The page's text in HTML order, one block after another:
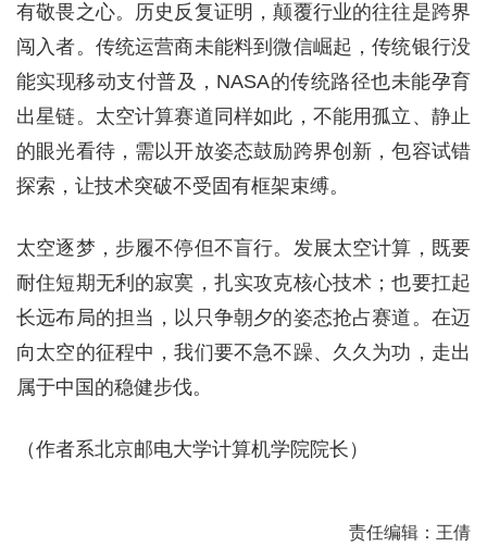
有敬畏之心。历史反复证明，颠覆行业的往往是跨界
闯入者。传统运营商未能料到微信崛起，传统银行没
能实现移动支付普及，NASA的传统路径也未能孕育
出星链。太空计算赛道同样如此，不能用孤立、静止
的眼光看待，需以开放姿态鼓励跨界创新，包容试错
探索，让技术突破不受固有框架束缚。
太空逐梦，步履不停但不盲行。发展太空计算，既要
耐住短期无利的寂寞，扎实攻克核心技术；也要扛起
长远布局的担当，以只争朝夕的姿态抢占赛道。在迈
向太空的征程中，我们要不急不躁、久久为功，走出
属于中国的稳健步伐。
（作者系北京邮电大学计算机学院院长）
责任编辑：王倩